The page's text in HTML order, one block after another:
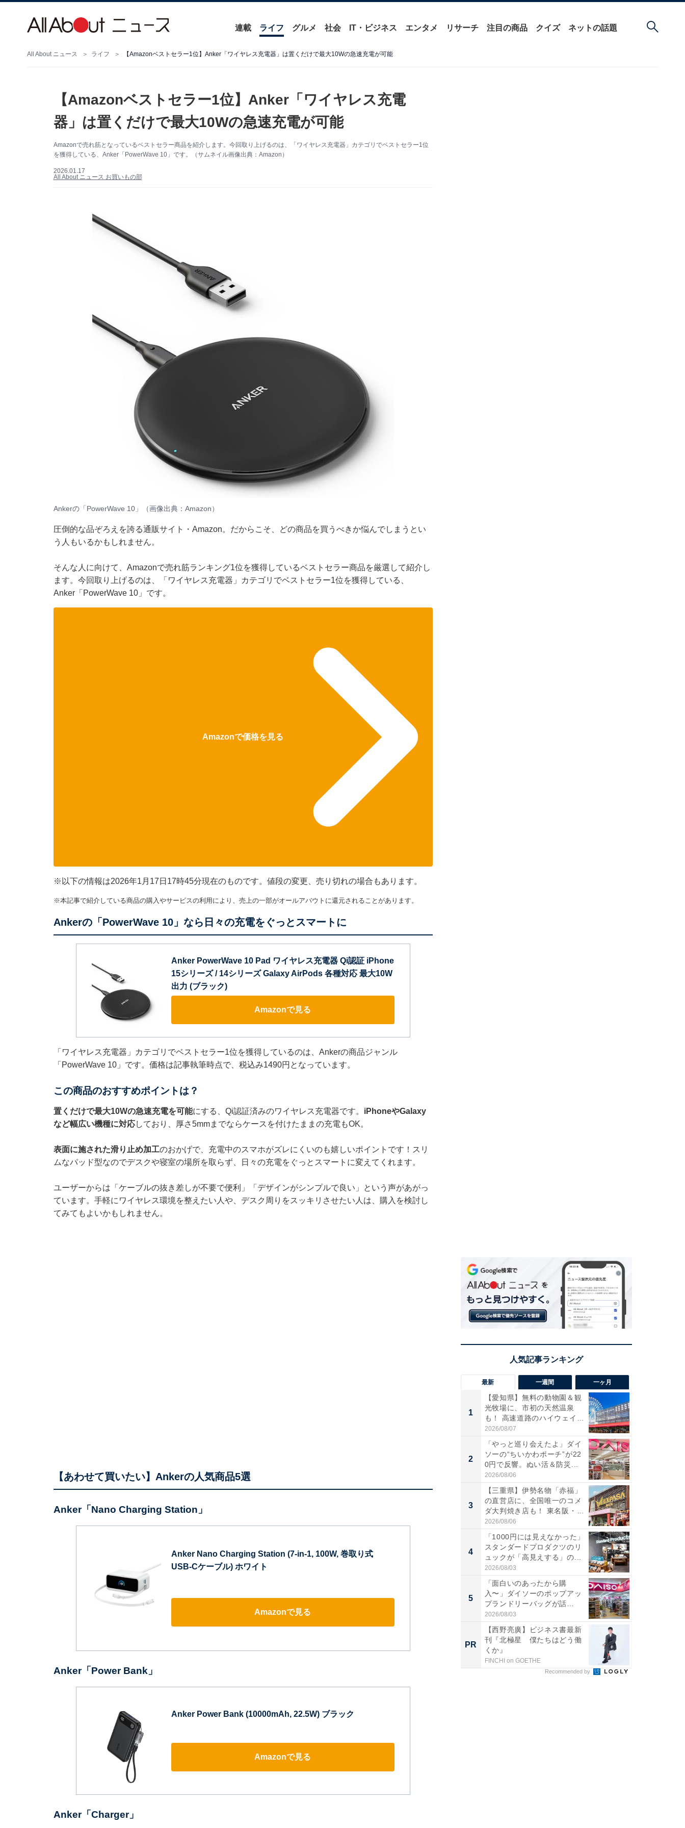
連載 ライフ グルメ 社会 IT・ビジネス エンタメ リサーチ 注目の商品 クイズ ネットの話題
All About ニュース ライフ 【Amazonベストセラー1位】Anker「ワイヤレス充電器」は置くだけで最大10Wの急速充電が可能
【Amazonベストセラー1位】Anker「ワイヤレス充電
器」は置くだけで最大10Wの急速充電が可能
Amazonで売れ筋となっているベストセラー商品を紹介します。今回取り上げるのは、「ワイヤレス充電器」カテゴリでベストセラー1位
を獲得している、Anker「PowerWave 10」です。（サムネイル画像出典：Amazon）
2026.01.17
All About ニュース お買いもの部
Ankerの「PowerWave 10」（画像出典：Amazon）
圧倒的な品ぞろえを誇る通販サイト・Amazon。だからこそ、どの商品を買うべきか悩んでしまうとい
う人もいるかもしれません。
そんな人に向けて、Amazonで売れ筋ランキング1位を獲得しているベストセラー商品を厳選して紹介し
ます。今回取り上げるのは、「ワイヤレス充電器」カテゴリでベストセラー1位を獲得している、
Anker「PowerWave 10」です。
Amazonで価格を見る
※以下の情報は2026年1月17日17時45分現在のものです。値段の変更、売り切れの場合もあります。
※本記事で紹介している商品の購入やサービスの利用により、売上の一部がオールアバウトに還元されることがあります。
Ankerの「PowerWave 10」なら日々の充電をぐっとスマートに
Anker PowerWave 10 Pad ワイヤレス充電器 Qi認証 iPhone
15シリーズ / 14シリーズ Galaxy AirPods 各種対応 最大10W
出力 (ブラック)
Amazonで見る
「ワイヤレス充電器」カテゴリでベストセラー1位を獲得しているのは、Ankerの商品ジャンル
「PowerWave 10」です。価格は記事執筆時点で、税込み1490円となっています。
この商品のおすすめポイントは？
置くだけで最大10Wの急速充電を可能にする、Qi認証済みのワイヤレス充電器です。 iPhoneやGalaxy
など幅広い機種に対応しており、厚さ5mmまでならケースを付けたままの充電もOK。
表面に施された滑り止め加工のおかげで、充電中のスマホがズレにくいのも嬉しいポイントです！スリ
ムなパッド型なのでデスクや寝室の場所を取らず、日々の充電をぐっとスマートに変えてくれます。
ユーザーからは「ケーブルの抜き差しが不要で便利」「デザインがシンプルで良い」という声があがっ
ています。手軽にワイヤレス環境を整えたい人や、デスク周りをスッキリさせたい人は、購入を検討し
てみてもよいかもしれません。
【あわせて買いたい】Ankerの人気商品5選
Anker「Nano Charging Station」
Anker Nano Charging Station (7-in-1, 100W, 巻取り式
USB-Cケーブル) ホワイト
Amazonで見る
Anker「Power Bank」
Anker Power Bank (10000mAh, 22.5W) ブラック
Amazonで見る
Anker「Charger」
最新 一週間 一ヶ月
1
【愛知県】無料の動物園＆観
光牧場に、市初の天然温泉
も！ 高速道路のハイウェイオ
ア...
2026/08/07
2
「やっと巡り会えたよ」ダイ
ソーの“ちいかわポーチ”が22
0円で反響。ぬい活＆防災...
2026/08/06
3
【三重県】伊勢名物「赤福」
の直営店に、全国唯一のコメ
ダ大判焼き店も！ 東名阪・
伊...
2026/08/06
4
「1000円には見えなかった」
スタンダードプロダクツのリ
ュックが「高見えする」の...
2026/08/03
5
「面白いのあったから購
入〜」ダイソーのポップアッ
プランドリーバッグが話
題。“さま...
2026/08/03
PR
【西野亮廣】ビジネス書最新
刊『北極星 僕たちはどう働
くか』
FINCHI on GOETHE
Recommended by